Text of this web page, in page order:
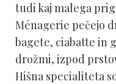
tudi kaj malega
Ménagerie pečejo
bagete, ciabatte in
drožmi, izpod
Hišna specialiteta